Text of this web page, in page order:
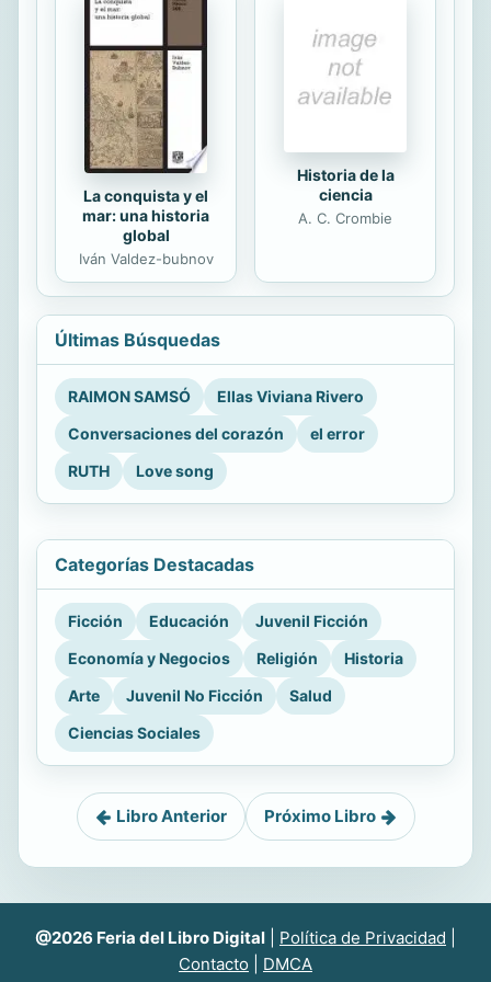
La conquista y el
mar: una historia
global
Iván Valdez-bubnov
Historia de la
ciencia
A. C. Crombie
Últimas Búsquedas
RAIMON SAMSÓ
Ellas Viviana Rivero
Conversaciones del corazón
el error
RUTH
Love song
Categorías Destacadas
Ficción Educación
Juvenil Ficción
Economía y Negocios
Religión
Historia
Arte
Juvenil No Ficción
Salud
Ciencias Sociales
Libro Anterior Próximo Libro
@2026 Feria del Libro Digital Política de Privacidad
Contacto
DMCA